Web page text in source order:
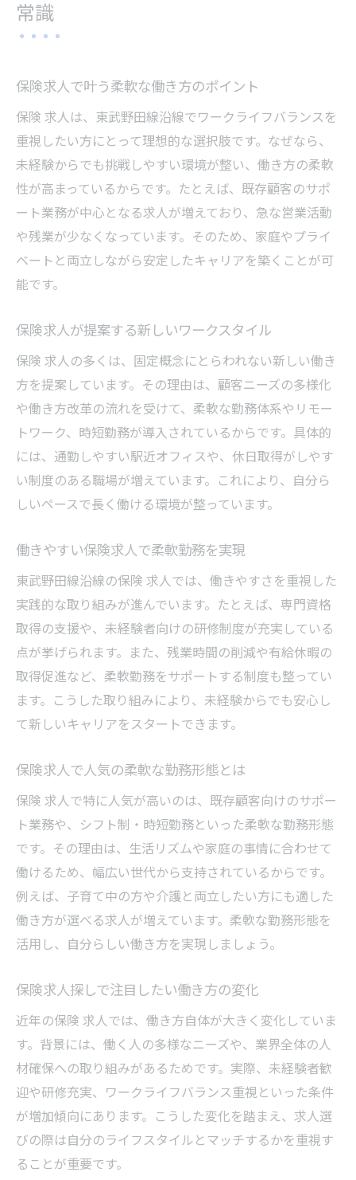
常識
保険求人で叶う柔軟な働き方のポイント
保険 求人は、東武野田線沿線でワークライフバランスを
重視したい方にとって理想的な選択肢です。なぜなら、
未経験からでも挑戦しやすい環境が整い、働き方の柔軟
性が高まっているからです。たとえば、既存顧客のサポ
ート業務が中心となる求人が増えており、急な営業活動
や残業が少なくなっています。そのため、家庭やプライ
ベートと両立しながら安定したキャリアを築くことが可
能です。
保険求人が提案する新しいワークスタイル
保険 求人の多くは、固定概念にとらわれない新しい働き
方を提案しています。その理由は、顧客ニーズの多様化
や働き方改革の流れを受けて、柔軟な勤務体系やリモー
トワーク、時短勤務が導入されているからです。具体的
には、通勤しやすい駅近オフィスや、休日取得がしやす
い制度のある職場が増えています。これにより、自分ら
しいペースで長く働ける環境が整っています。
働きやすい保険求人で柔軟勤務を実現
東武野田線沿線の保険 求人では、働きやすさを重視した
実践的な取り組みが進んでいます。たとえば、専門資格
取得の支援や、未経験者向けの研修制度が充実している
点が挙げられます。また、残業時間の削減や有給休暇の
取得促進など、柔軟勤務をサポートする制度も整ってい
ます。こうした取り組みにより、未経験からでも安心し
て新しいキャリアをスタートできます。
保険求人で人気の柔軟な勤務形態とは
保険 求人で特に人気が高いのは、既存顧客向けのサポー
ト業務や、シフト制・時短勤務といった柔軟な勤務形態
です。その理由は、生活リズムや家庭の事情に合わせて
働けるため、幅広い世代から支持されているからです。
例えば、子育て中の方や介護と両立したい方にも適した
働き方が選べる求人が増えています。柔軟な勤務形態を
活用し、自分らしい働き方を実現しましょう。
保険求人探しで注目したい働き方の変化
近年の保険 求人では、働き方自体が大きく変化していま
す。背景には、働く人の多様なニーズや、業界全体の人
材確保への取り組みがあるためです。実際、未経験者歓
迎や研修充実、ワークライフバランス重視といった条件
が増加傾向にあります。こうした変化を踏まえ、求人選
びの際は自分のライフスタイルとマッチするかを重視す
ることが重要です。